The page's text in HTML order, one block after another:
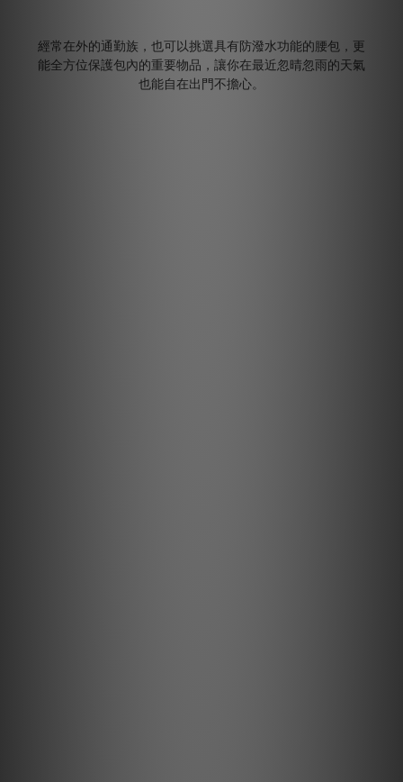
經常在外的通勤族，也可以挑選具有防潑水功能的腰包，更
能全方位保護包內的重要物品，讓你在最近忽晴忽雨的天氣
也能自在出門不擔心。